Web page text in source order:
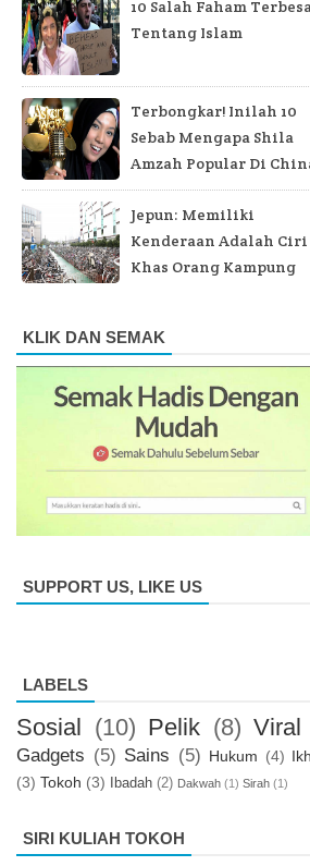
10 Salah Faham
Tentang Islam
Terbongkar! Inilah 10
Sebab Mengapa Shila
Amzah Popular Di
Jepun: Memiliki
Kenderaan Adalah Ciri
Khas Orang Kampung
KLIK DAN SEMAK
SUPPORT US, LIKE US
LABELS
Sosial (10) Pelik (8) Viral
Gadgets (5) Sains (5) Hukum (4)
(3) Tokoh (3) Ibadah (2) Dakwah (1) Sirah (1)
SIRI KULIAH TOKOH